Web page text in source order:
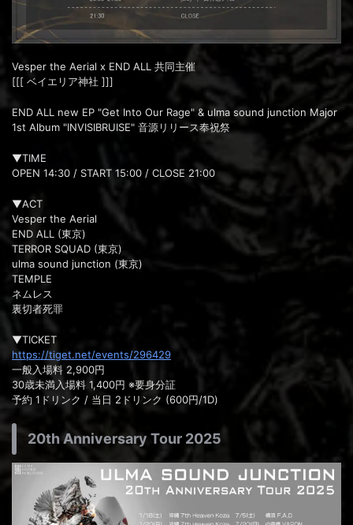
Vesper the Aerial x END ALL 共同主催
[[[ ベイエリア神社 ]]]
END ALL new EP "Get Into Our Rage" & ulma sound junction Major
1st Album "INVISIBRUISE" 音源リリース奉祝祭
▼TIME
OPEN 14:30 / START 15:00 / CLOSE 21:00
▼ACT
Vesper the Aerial
END ALL (東京)
TERROR SQUAD (東京)
ulma sound junction (東京)
TEMPLE
ネムレス
裏切者死罪
▼TICKET
https://tiget.net/events/296429
一般入場料 2,900円
30歳未満入場料 1,400円 ※要身分証
予約 1ドリンク / 当日 2ドリンク (600円/1D)
20th Anniversary Tour 2025